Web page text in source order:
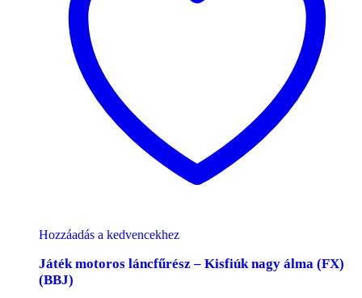
Hozzáadás a kedvencekhez
Játék motoros láncfűrész – Kisfiúk nagy álma (FX)
(BBJ)